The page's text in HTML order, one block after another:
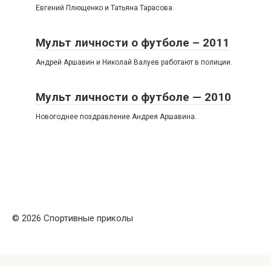
Евгений Плющенко и Татьяна Тарасова.
Мульт личности о футболе – 2011
Андрей Аршавин и Николай Валуев работают в полиции.
Мульт личности о футболе — 2010
Новогоднее поздравление Андрея Аршавина.
© 2026 Спортивные приколы